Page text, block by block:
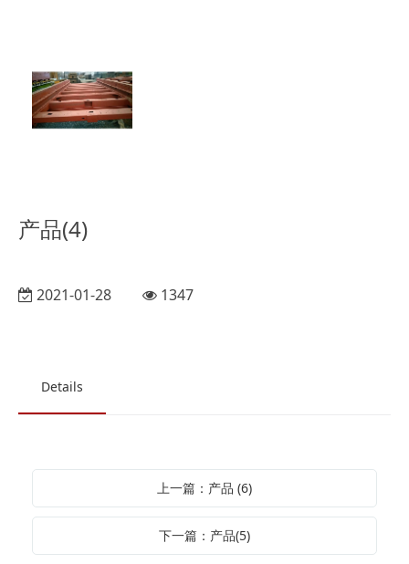
产品(4)
2021-01-28 1347
Details
上一篇：产品 (6)
下一篇：产品(5)